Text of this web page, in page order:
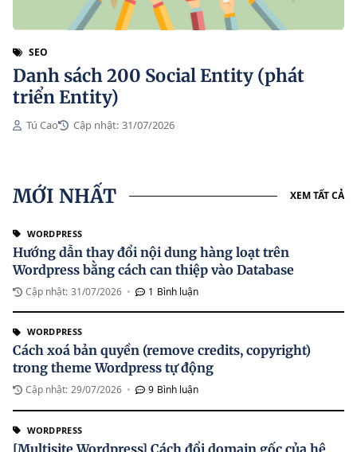
SEO
Danh sách 200 Social Entity (phát
triển Entity)
Tú Cao Cập nhật: 31/07/2026
MỚI NHẤT XEM TẤT CẢ
WORDPRESS
Hướng dẫn thay đổi nội dung hàng loạt trên
Wordpress bằng cách can thiệp vào Database
Cập nhật: 31/07/2026 • 1 Bình luận
WORDPRESS
Cách xoá bản quyền (remove credits, copyright)
trong theme Wordpress tự động
Cập nhật: 29/07/2026 • 9 Bình luận
WORDPRESS
[Multisite Wordpress] Cách đổi domain gốc của hệ